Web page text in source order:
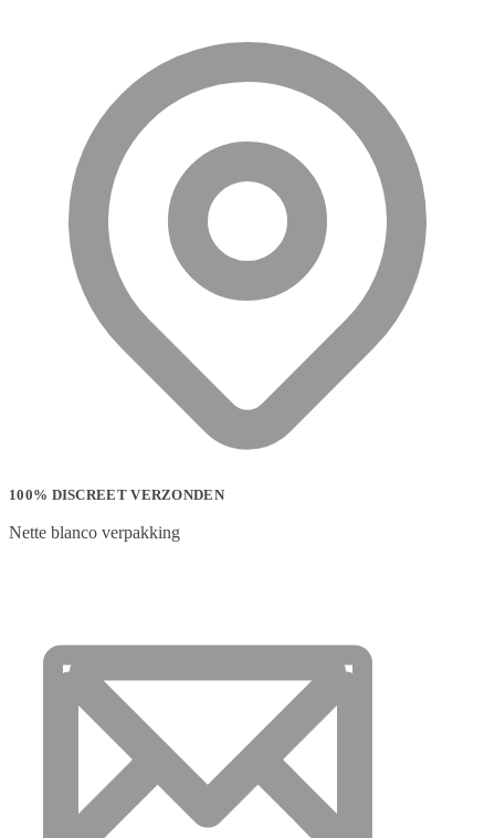
100% DISCREET VERZONDEN
Nette blanco verpakking